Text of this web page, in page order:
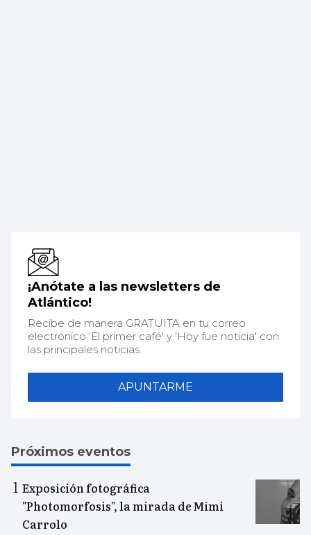
¡Anótate a las newsletters de
Atlántico!
Recibe de manera GRATUITA en tu correo
electrónico 'El primer café' y 'Hoy fue noticia' con
las principales noticias.
APUNTARME
Próximos eventos
Exposición fotográfica
"Photomorfosis", la mirada de Mimi
Carrolo